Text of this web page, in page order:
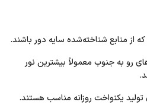
از منابع شناخته‌شده سایه دور باشند.
رو به جنوب معمولاً بیشترین نور
یکنواخت روزانه مناسب هستند.